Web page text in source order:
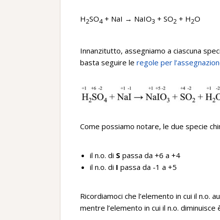
H2SO4 + NaI → NaIO3 + SO2 + H2O
Innanzitutto, assegniamo a ciascuna
basta seguire le regole per
Come possiamo notare, le due specie
il n.o. di S passa da +6 a +4
il n.o. di I passa da -1 a +5
Ricordiamoci che l’elemento in cui il n.o.
mentre l’elemento in cui il n.o.